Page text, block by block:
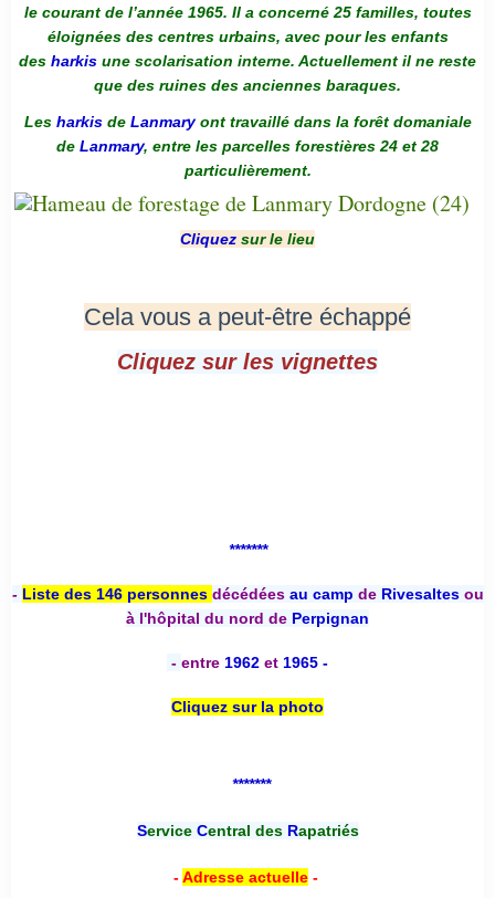
le courant de l’année 1965. Il a concerné 25 familles, toutes
éloignées des centres urbains, avec pour les enfants
des harkis une scolarisation interne. Actuellement il ne reste
que des ruines des anciennes baraques.
Les harkis de Lanmaryont travaillé dans la forêt domaniale
de Lanmary, entre les parcelles forestières 24 et 28
particulièrement.
Cliquez sur le lieu
Cela vous a peut-être échappé
Cliquez sur les vignettes
*******
- Liste des 146 personnes décédées au camp deRivesaltesou
à l'hôpital du nord de Perpignan
- entre 1962 et 1965 -
Cliquez sur la photo
*******
Service Central desRapatriés
-Adresse actuelle-